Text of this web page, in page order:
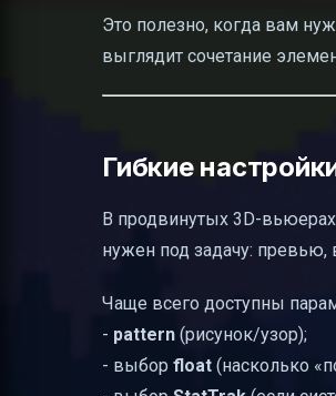
Это полезно, когда вам
выглядит сочетание
Гибкие
В продвинутых 3D-
нужен под задачу: превью,
Чаще всего доступны
- pattern (рисунок/узор);
- выбор float (насколько